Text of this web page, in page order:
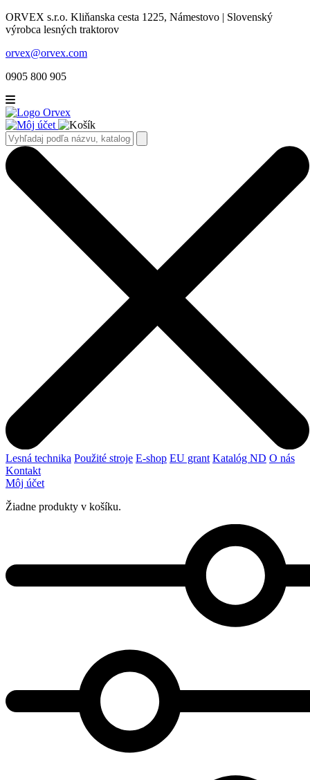
ORVEX s.r.o. Kliňanska cesta 1225, Námestovo | Slovenský
výrobca lesných traktorov
orvex@orvex.com
0905 800 905
Lesná technika Použité stroje E-shop EU grant Katalóg ND O nás
Kontakt
Môj účet
Žiadne produkty v košíku.